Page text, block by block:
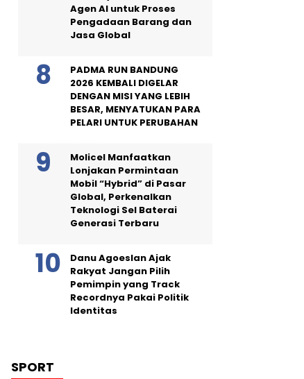
Agen AI untuk Proses
Pengadaan Barang dan
Jasa Global
PADMA RUN BANDUNG
2026 KEMBALI DIGELAR
DENGAN MISI YANG LEBIH
BESAR, MENYATUKAN PARA
PELARI UNTUK PERUBAHAN
Molicel Manfaatkan
Lonjakan Permintaan
Mobil “Hybrid” di Pasar
Global, Perkenalkan
Teknologi Sel Baterai
Generasi Terbaru
Danu Agoeslan Ajak
Rakyat Jangan Pilih
Pemimpin yang Track
Recordnya Pakai Politik
Identitas
SPORT